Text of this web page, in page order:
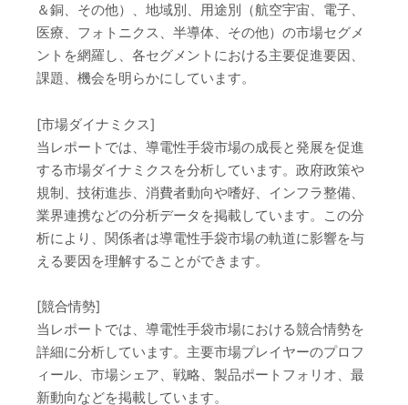
＆銅、その他）、地域別、用途別（航空宇宙、電子、
医療、フォトニクス、半導体、その他）の市場セグメ
ントを網羅し、各セグメントにおける主要促進要因、
課題、機会を明らかにしています。
[市場ダイナミクス]
当レポートでは、導電性手袋市場の成長と発展を促進
する市場ダイナミクスを分析しています。政府政策や
規制、技術進歩、消費者動向や嗜好、インフラ整備、
業界連携などの分析データを掲載しています。この分
析により、関係者は導電性手袋市場の軌道に影響を与
える要因を理解することができます。
[競合情勢]
当レポートでは、導電性手袋市場における競合情勢を
詳細に分析しています。主要市場プレイヤーのプロフ
ィール、市場シェア、戦略、製品ポートフォリオ、最
新動向などを掲載しています。